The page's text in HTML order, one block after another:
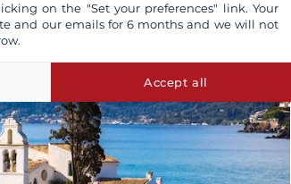
on the "Set your preferences" link. Your
and our emails for 6 months and we will not
Accept all